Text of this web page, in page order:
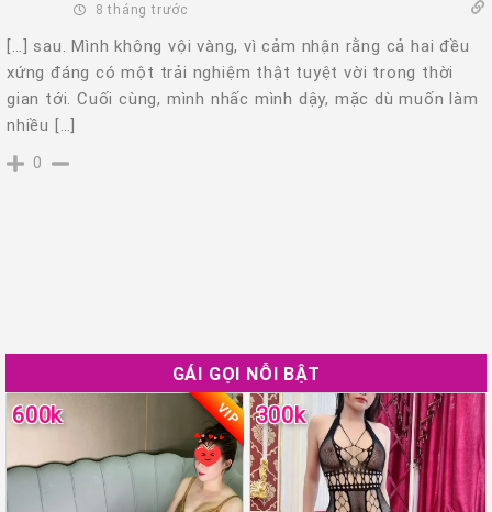
8 tháng trước
[…] sau. Mình không vội vàng, vì cảm nhận rằng cả hai đều
xứng đáng có một trải nghiệm thật tuyệt vời trong thời
gian tới. Cuối cùng, mình nhấc mình dậy, mặc dù muốn làm
nhiều […]
0
GÁI GỌI NỖI BẬT
600k VIP 300k